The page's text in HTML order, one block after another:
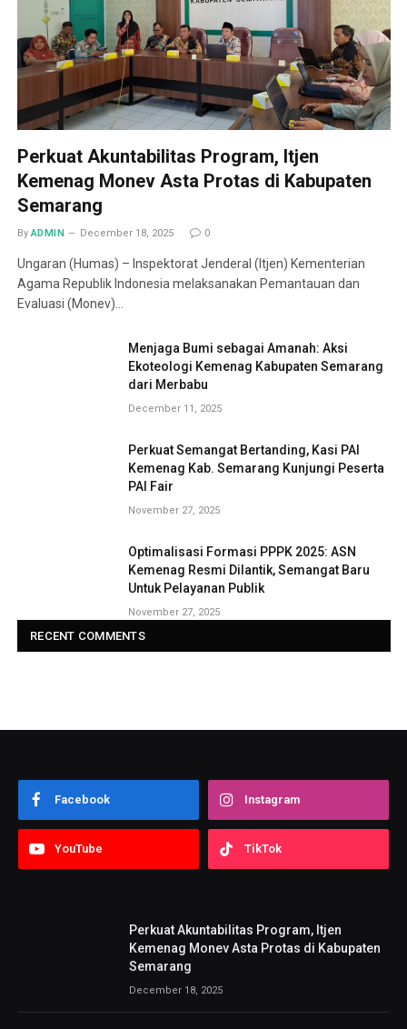
Perkuat Akuntabilitas Program, Itjen
Kemenag Monev Asta Protas di Kabupaten
Semarang
By ADMIN December 18, 2025 0
Ungaran (Humas) – Inspektorat Jenderal (Itjen) Kementerian
Agama Republik Indonesia melaksanakan Pemantauan dan
Evaluasi (Monev)…
Menjaga Bumi sebagai Amanah: Aksi
Ekoteologi Kemenag Kabupaten Semarang
dari Merbabu
December 11, 2025
Perkuat Semangat Bertanding, Kasi PAI
Kemenag Kab. Semarang Kunjungi Peserta
PAI Fair
November 27, 2025
Optimalisasi Formasi PPPK 2025: ASN
Kemenag Resmi Dilantik, Semangat Baru
Untuk Pelayanan Publik
November 27, 2025
RECENT COMMENTS
Facebook Instagram
YouTube TikTok
Perkuat Akuntabilitas Program, Itjen
Kemenag Monev Asta Protas di Kabupaten
Semarang
December 18, 2025